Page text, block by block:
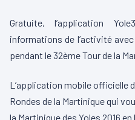
Gratuite, l’application
informations de l’activité
pendant le 32ème Tour de la
L’application mobile officielle
Rondes de la Martinique qui
la Martinique des Yoles 2016